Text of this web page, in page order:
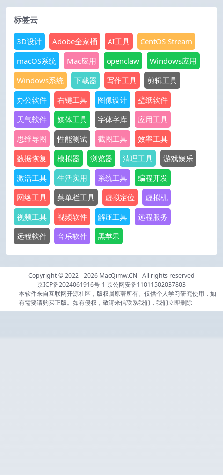
标签云
3D设计 Adobe全家桶 AI工具
CentOS Stream
macOS系统
Mac应用 openclaw
Windows应用
Windows系统
下载器 写作工具
剪辑工具
办公软件
右键工具 图像设计
壁纸软件
天气软件
媒体工具 字体字库
应用工具
思维导图
性能测试 截图工具
效率工具
数据恢复
模拟器 浏览器 清理工具
游戏娱乐
激活工具
生活实用 系统工具
编程开发
网络工具
菜单栏工具 虚拟定位
虚拟机
视频工具
视频软件 解压工具
远程服务
远程软件
音乐软件 黑苹果
Copyright © 2022 - 2026 MacQimw.CN - All rights reserved
京ICP备2024061916号-1-京公网安备11011502037803
——本软件来自互联网开源社区，版权属原著所有。仅供个人学习研究使用，如
有需要请购买正版。如有侵权，敬请来信联系我们，我们立即删除——